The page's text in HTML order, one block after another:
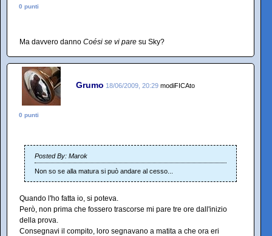
0 punti
Ma davvero danno Coési se vi pare su Sky?
Grumo 18/06/2009, 20:29 modiFICAto
0 punti
Posted By: Marok
Non so se alla matura si può andare al cesso...
Quando l'ho fatta io, si poteva.
Però, non prima che fossero trascorse mi pare tre ore dall'inizio
della prova.
Consegnavi il compito, loro segnavano a matita a che ora eri